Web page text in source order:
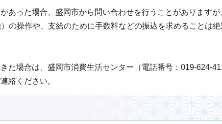
あった場合、盛岡市から問い合わせを行うことがありますが
の操作や、支給のために手数料などの振込を求めることは絶
た場合は、盛岡市消費生活センター（電話番号：019-624-
絡ください。